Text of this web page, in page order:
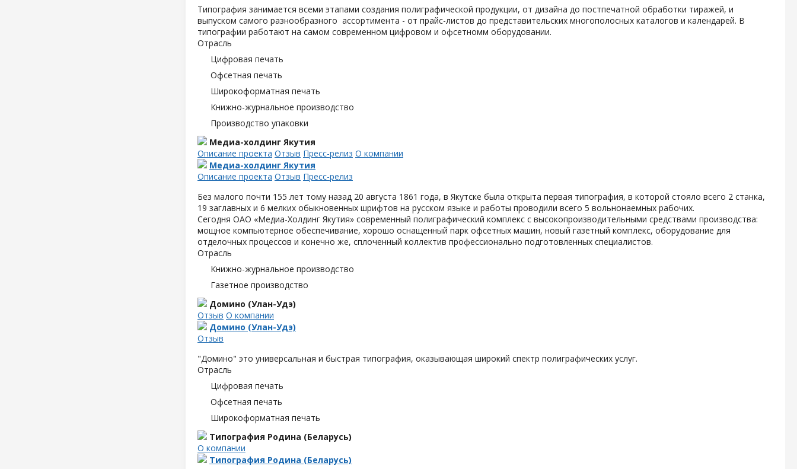
Типография занимается всеми этапами создания полиграфической продукции, от дизайна до постпечатной обработки тиражей, и
выпуском самого разнообразного ассортимента - от прайс-листов до представительских многополосных каталогов и календарей. В
типографии работают на самом современном цифровом и офсетномм оборудовании.
Отрасль
Цифровая печать
Офсетная печать
Широкоформатная печать
Книжно-журнальное производство
Производство упаковки
Медиа-холдинг Якутия
Описание проекта Отзыв Пресс-релиз О компании
Медиа-холдинг Якутия
Описание проекта Отзыв Пресс-релиз
Без малого почти 155 лет тому назад 20 августа 1861 года, в Якутске была открыта первая типография, в которой стояло всего 2 станка,
19 заглавных и 6 мелких обыкновенных шрифтов на русском языке и работы проводили всего 5 вольнонаемных рабочих.
Сегодня ОАО «Медиа-Холдинг Якутия» современный полиграфический комплекс с высокопроизводительными средствами производства:
мощное компьютерное обеспечивание, хорошо оснащенный парк офсетных машин, новый газетный комплекс, оборудование для
отделочных процессов и конечно же, сплоченный коллектив профессионально подготовленных специалистов.
Отрасль
Книжно-журнальное производство
Газетное производство
Домино (Улан-Удэ)
Отзыв О компании
Домино (Улан-Удэ)
Отзыв
"Домино" это универсальная и быстрая типография, оказывающая широкий спектр полиграфических услуг.
Отрасль
Цифровая печать
Офсетная печать
Широкоформатная печать
Типография Родина (Беларусь)
О компании
Типография Родина (Беларусь)